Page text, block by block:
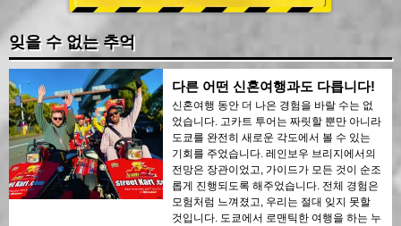
잊을 수 없는 추억
다른 어떤 신혼여행과도 다릅니다!
신혼여행 동안 더 나은 경험을 바랄 수는 없
었습니다. 고카트 투어는 짜릿할 뿐만 아니라
도쿄를 완전히 새로운 각도에서 볼 수 있는
기회를 주었습니다. 레인보우 브리지에서의
전망은 장관이었고, 가이드가 모든 것이 순조
롭게 진행되도록 해주었습니다. 전체 경험은
모험처럼 느껴졌고, 우리는 절대 잊지 못할
것입니다. 도쿄에서 로맨틱한 여행을 하는 누